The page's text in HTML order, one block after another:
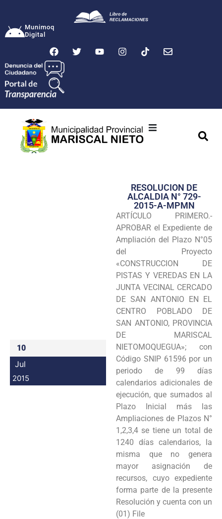
Munimoq
Digital
Transparencia
Seguridad
Programas
10
Jul
2015
RESOLUCION DE
ALCALDIA N° 729-
2015-A-MPMN
ARTÍCULO PRIMERO.-
APROBAR el Expediente de
Ampliación del Plazo N°05
del Proyecto
«CONSTRUCCION DE
PISTAS Y VEREDAS EN LA
JUNTA VECINAL CERCADO
DE SAN ANTONIO EN EL
CENTRO POBLADO DE
SAN ANTONIO, PROVINCIA
DE MARISCAL
NIETOMOQUEGUA»; con
Código SNIP 61596 por un
periodo de 99 días
calendarios adicionales de
ejecución, que sumados al
Plazo Inicial más las
Ampliaciones de Plazos N°
1,2,3,4 se tiene un total de
1240 días calendarios, la
misma que no genera
mayor asignación de
recursos, cuyo expediente
forma parte de la presente
Resolución y cuenta con un
(01) File